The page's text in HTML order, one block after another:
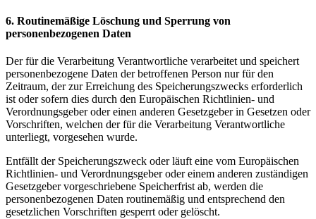
6. Routinemäßige Löschung und Sperrung von
personenbezogenen Daten
Der für die Verarbeitung Verantwortliche verarbeitet und speichert
personenbezogene Daten der betroffenen Person nur für den
Zeitraum, der zur Erreichung des Speicherungszwecks erforderlich
ist oder sofern dies durch den Europäischen Richtlinien- und
Verordnungsgeber oder einen anderen Gesetzgeber in Gesetzen oder
Vorschriften, welchen der für die Verarbeitung Verantwortliche
unterliegt, vorgesehen wurde.
Entfällt der Speicherungszweck oder läuft eine vom Europäischen
Richtlinien- und Verordnungsgeber oder einem anderen zuständigen
Gesetzgeber vorgeschriebene Speicherfrist ab, werden die
personenbezogenen Daten routinemäßig und entsprechend den
gesetzlichen Vorschriften gesperrt oder gelöscht.